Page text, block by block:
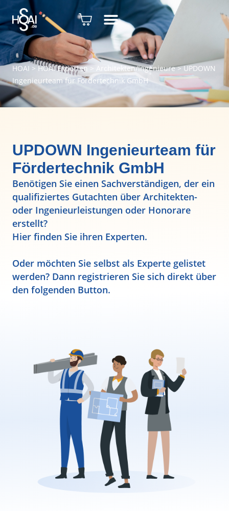
HOAI > HOAI Experten> Architekten/Ingenieure>UPDOWN
Ingenieurteam für Fördertechnik GmbH
UPDOWN Ingenieurteam für
Fördertechnik GmbH
Benötigen Sie einen Sachverständigen, der ein
qualifiziertes Gutachten über Architekten-
oder Ingenieurleistungen oder Honorare
erstellt?
Hier finden Sie ihren Experten.
Oder möchten Sie selbst als Experte gelistet
werden? Dann registrieren Sie sich direkt über
den folgenden Button.